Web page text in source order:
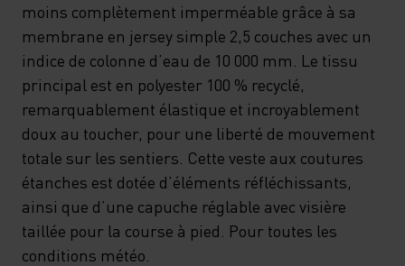
moins complètement imperméable grâce à sa
membrane en jersey simple 2,5 couches avec un
indice de colonne d’eau de 10 000 mm. Le tissu
principal est en polyester 100 % recyclé,
remarquablement élastique et incroyablement
doux au toucher, pour une liberté de mouvement
totale sur les sentiers. Cette veste aux coutures
étanches est dotée d’éléments réfléchissants,
ainsi que d’une capuche réglable avec visière
taillée pour la course à pied. Pour toutes les
conditions météo.